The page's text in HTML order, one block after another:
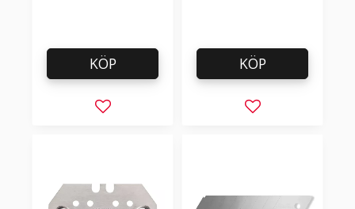
Lägg till i favoriter
KÖP
Lägg till i
KÖP